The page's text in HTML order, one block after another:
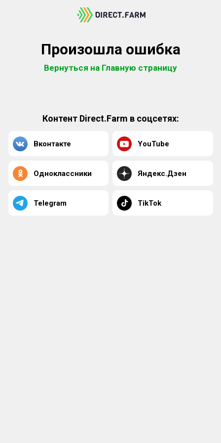
Произошла ошибка
Вернуться на Главную страницу
Контент Direct.Farm в соцсетях:
Вконтакте YouTube
Одноклассники Яндекс.Дзен
Telegram TikTok